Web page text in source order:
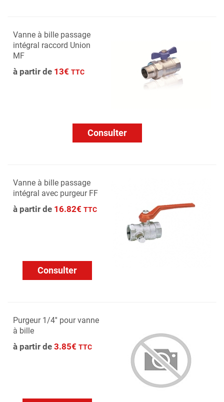
Vanne à bille passage
intégral raccord Union
MF
à partir de 13€ TTC
Consulter
Vanne à bille passage
intégral avec purgeur FF
à partir de 16.82€ TTC
Consulter
Purgeur 1/4'' pour vanne
à bille
à partir de 3.85€ TTC